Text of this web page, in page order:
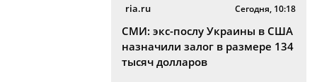
ria.ru Сегодня, 10:18
СМИ: экс-послу Украины в США
назначили залог в размере 134
тысяч долларов